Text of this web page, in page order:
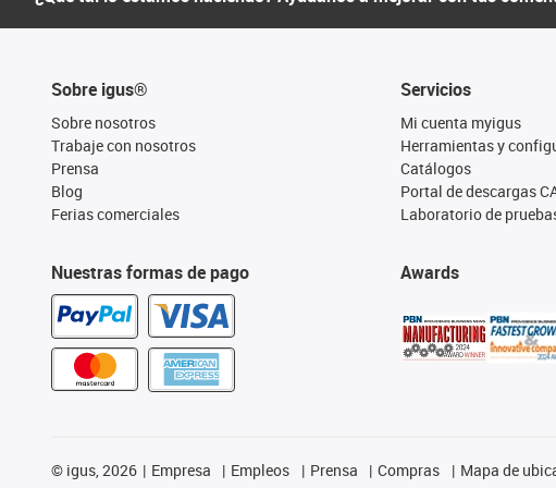
Sobre igus®
Sobre nosotros
Trabaje con nosotros
Prensa
Blog
Ferias comerciales
Nuestras formas de pago
Servicios
Mi cuenta myigus
Herramientas y
Catálogos
Portal de descargas
Laboratorio de
Awards
© igus, 2026 Empresa Empleos Prensa Compras Mapa de